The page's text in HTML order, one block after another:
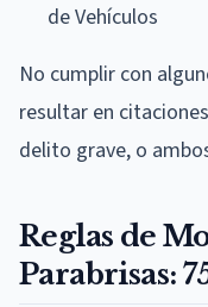
de Vehículos
No cumplir con
resultar en
delito grave, o
Reglas de
Parabrisas: